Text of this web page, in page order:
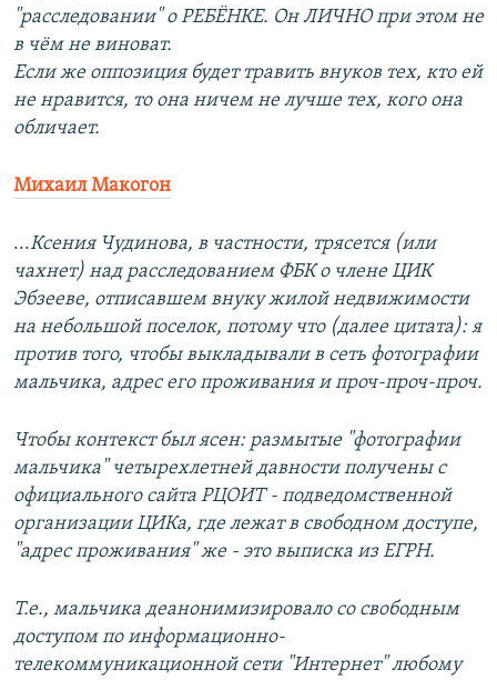
"расследовании" о РЕБЁНКЕ. Он ЛИЧНО при этом не
в чём не виноват.
Если же оппозиция будет травить внуков тех, кто ей
не нравится, то она ничем не лучше тех, кого она
обличает.
Михаил Макогон
...Ксения Чудинова, в частности, трясется (или
чахнет) над расследованием ФБК о члене ЦИК
Эбзееве, отписавшем внуку жилой недвижимости
на небольшой поселок, потому что (далее цитата): я
против того, чтобы выкладывали в сеть фотографии
мальчика, адрес его проживания и проч-проч-проч.
Чтобы контекст был ясен: размытые "фотографии
мальчика" четырехлетней давности получены с
официального сайта РЦОИТ - подведомственной
организации ЦИКа, где лежат в свободном доступе,
"адрес проживания" же - это выписка из ЕГРН.
Т.е., мальчика деанонимизировало со свободным
доступом по информационно-
телекоммуникационной сети "Интернет" любому